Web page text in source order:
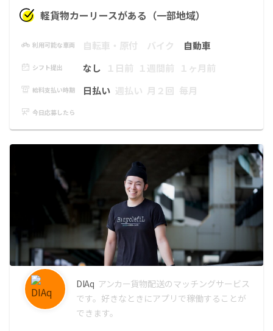
軽貨物カーリースがある（一部地域）
利用可能な車両 自転車・原付 バイク 自動車
シフト提出 なし １日前 １週間前 １ヶ月前
給料支払い時期 日払い 週払い 月２回 毎月
今日応募したら
DIAq アンカー貨物配送のマッチングサービス
です。好きなときにアプリで稼働することが
できます。